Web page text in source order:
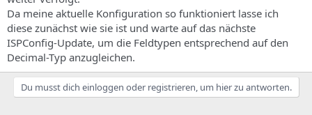
Da meine aktuelle Konfiguration so funktioniert lasse ich
diese zunächst wie sie ist und warte auf das nächste
ISPConfig-Update, um die Feldtypen entsprechend auf den
Decimal-Typ anzugleichen.
Du musst dich einloggen oder registrieren, um hier zu antworten.